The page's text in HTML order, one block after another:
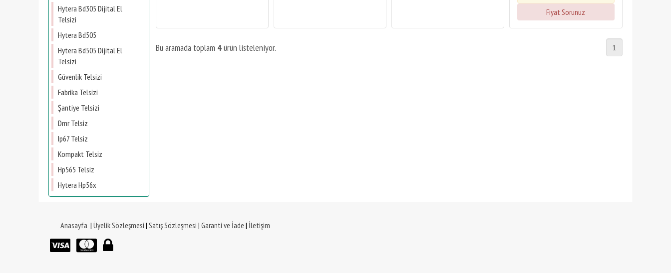
Hytera Bd305 Dijital El
Telsizi
Hytera Bd505
Hytera Bd505 Dijital El
Telsizi
Güvenlik Telsizi
Fabrika Telsizi
Şantiye Telsizi
Dmr Telsiz
Ip67 Telsiz
Kompakt Telsiz
Hp565 Telsiz
Hytera Hp56x
Fiyat Sorunuz
Bu aramada toplam 4ürün listeleniyor. 1
Anasayfa | Üyelik Sözleşmesi | Satış Sözleşmesi | Garanti ve İade | İletişim